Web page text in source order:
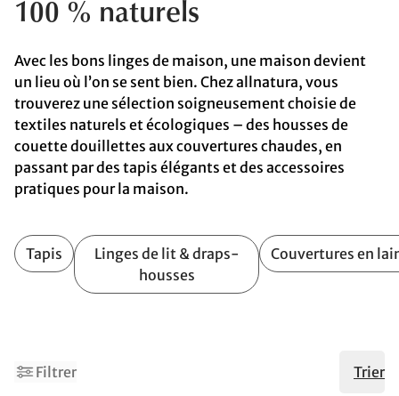
100 % naturels
Avec les bons linges de maison, une maison devient
un lieu où l’on se sent bien. Chez allnatura, vous
trouverez une sélection soigneusement choisie de
textiles naturels et écologiques – des housses de
couette douillettes aux couvertures chaudes, en
passant par des tapis élégants et des accessoires
pratiques pour la maison.
Tapis
Linges de lit & draps-
housses
Couvertures en
Filtrer Trier
3